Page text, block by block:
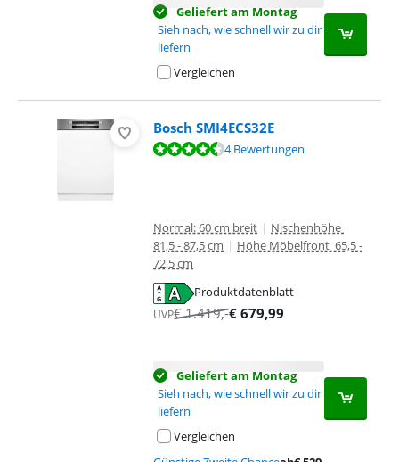
Geliefert am Montag
Sieh nach, wie schnell wir zu dir
liefern
Vergleichen
Bosch SMI4ECS32E
Bewertet mit 9,1 von 10, basierend auf 4 Bewertungen.
4 Bewertungen
Normal: 60 cm breit | Nischenhöhe
81,5 - 87,5 cm | Höhe Möbelfront 65,5 -
72,5 cm
Produktdatenblatt
wird in neuem Tab geöffnetUVP€1.419,-€ 679,99
Geliefert am Montag
Sieh nach, wie schnell wir zu dir
liefern
Vergleichen